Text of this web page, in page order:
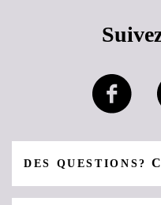
DES QUESTIONS?